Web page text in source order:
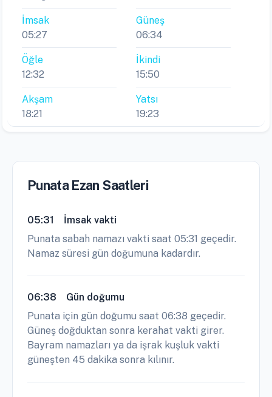
İmsak
05:27
Güneş
06:34
Öğle
12:32
İkindi
15:50
Akşam
18:21
Yatsı
19:23
Punata Ezan Saatleri
05:31
İmsak vakti
Punata sabah namazı vakti saat 05:31 geçedir.
Namaz süresi gün doğumuna kadardır.
06:38
Gün doğumu
Punata için gün doğumu saat 06:38 geçedir.
Güneş doğduktan sonra kerahat vakti girer.
Bayram namazları ya da işrak kuşluk vakti
güneşten 45 dakika sonra kılınır.